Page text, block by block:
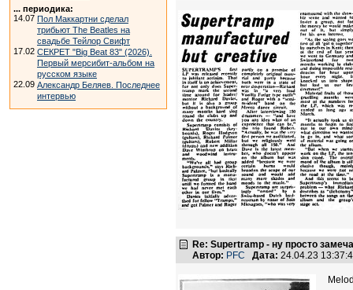
... периодика:
14.07 Пол Маккартни сделал
трибьют The Beatles на
свадьбе Тейлор Свифт
17.02 СЕКРЕТ "Big Beat 83" (2026).
Первый мерсибит-альбом на
русском языке
22.09 Александр Беляев. Последнее
интервью
Re: Supertramp - ну просто
Автор: PFC Дата: 24.04.23